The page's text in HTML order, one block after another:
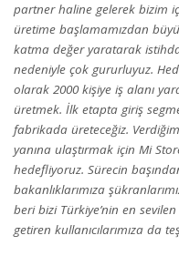
partner haline gelerek bizim
üretime başlamamızdan
katma değer yaratarak
nedeniyle çok gururluyuz.
olarak 2000 kişiye iş alanı
üretmek. İlk etapta giriş
fabrikada üreteceğiz.
yanına ulaştırmak için Mi
hedefliyoruz. Sürecin
bakanlıklarımıza
beri bizi Türkiye’nin en
getiren kullanıcılarımıza da